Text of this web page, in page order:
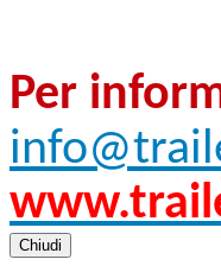
Per
Chiudi